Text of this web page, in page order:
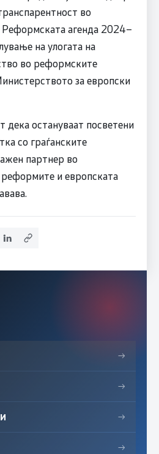
во
агенда 2024–
на улогата на
во реформските
за европски
дека остануваат посветени
со граѓанските
партнер во
и европската
→
→
→
→